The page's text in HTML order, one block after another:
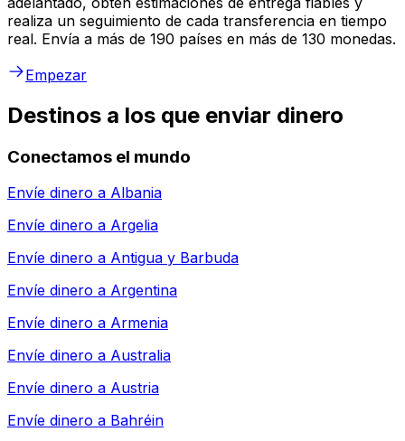
realiza un seguimiento de cada transferencia en tiempo
real. Envía a más de 190 países en más de 130 monedas.
Empezar
Destinos a los que enviar dinero
Conectamos el mundo
Envíe dinero a Albania
Envíe dinero a Argelia
Envíe dinero a Antigua y Barbuda
Envíe dinero a Argentina
Envíe dinero a Armenia
Envíe dinero a Australia
Envíe dinero a Austria
Envíe dinero a Bahréin